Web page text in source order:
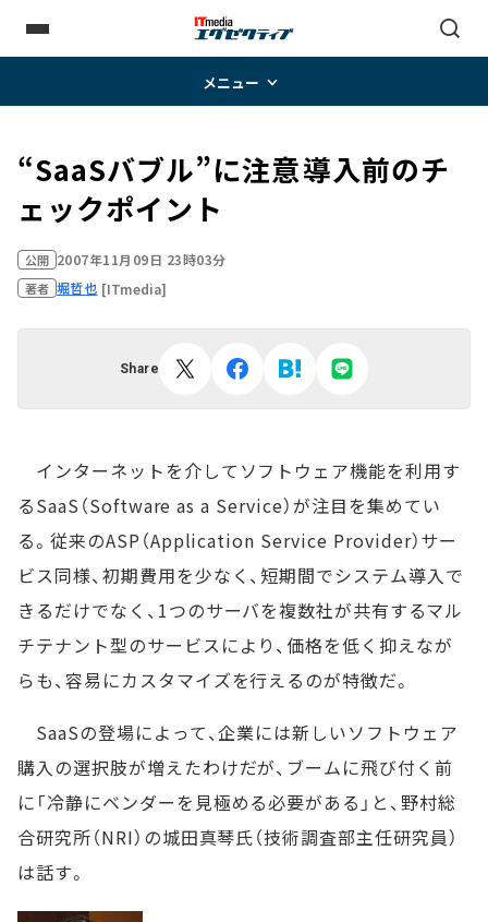
メニュー
“SaaSバブル”に注意――導入前のチ
ェックポイント
公開 2007年11月09日 23時03分
著者 堀哲也 [ITmedia]
Share
インターネットを介してソフトウェア機能を利用す
るSaaS（Software as a Service）が注目を集めてい
る。従来のASP（Application Service Provider）サー
ビス同様、初期費用を少なく、短期間でシステム導入で
きるだけでなく、1つのサーバを複数社が共有するマル
チテナント型のサービスにより、価格を低く抑えなが
らも、容易にカスタマイズを行えるのが特徴だ。
SaaSの登場によって、企業には新しいソフトウェア
購入の選択肢が増えたわけだが、ブームに飛び付く前
に「冷静にベンダーを見極める必要がある」と、野村総
合研究所（NRI）の城田真琴氏（技術調査部主任研究員）
は話す。